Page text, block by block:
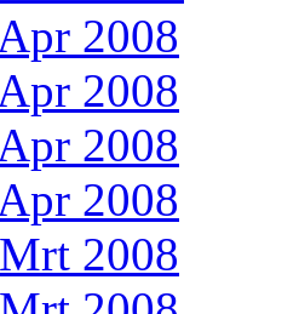
2008
2008
2008
2008
2008